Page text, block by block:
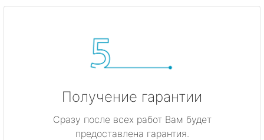
Получение гарантии
Сразу после всех работ Вам будет
предоставлена гарантия.